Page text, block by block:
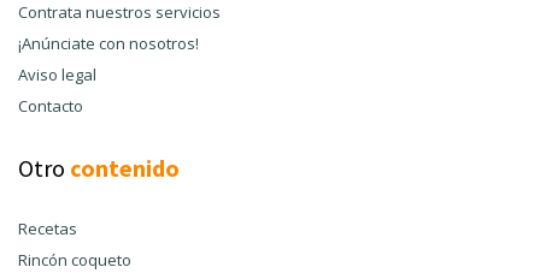
Contrata nuestros servicios
¡Anúnciate con nosotros!
Aviso legal
Contacto
Otro contenido
Recetas
Rincón coqueto